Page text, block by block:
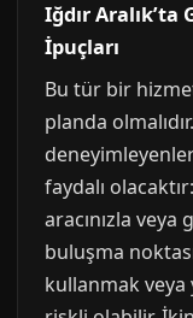
Iğdır
İpuçları
Bu tür bir
planda
faydalı
aracınızla veya
buluşma
kullanmak veya